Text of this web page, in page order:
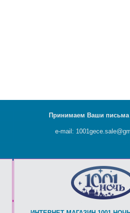
Принимаем Ваши письма
e-mail: